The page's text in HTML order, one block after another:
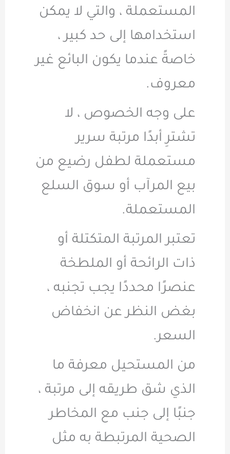
المستعملة ، والتي لا يمكن
استخدامها إلى حد كبير ،
خاصةً عندما يكون البائع غير
معروف.
على وجه الخصوص ، لا
تشترِ أبدًا مرتبة سرير
مستعملة لطفل رضيع من
بيع المرآب أو سوق السلع
المستعملة.
تعتبر المرتبة المتكتلة أو
ذات الرائحة أو الملطخة
عنصرًا محددًا يجب تجنبه ،
بغض النظر عن انخفاض
السعر.
من المستحيل معرفة ما
الذي شق طريقه إلى مرتبة ،
جنبًا إلى جنب مع المخاطر
الصحية المرتبطة به مثل